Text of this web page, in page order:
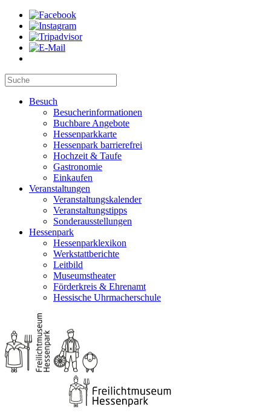
Besuch
Besucherinformationen
Buchbare Angebote
Hessenparkkarte
Hessenpark barrierefrei
Hochzeit & Taufe
Gastronomie
Einkaufen
Veranstaltungen
Veranstaltungskalender
Veranstaltungstipps
Sonderausstellungen
Hessenpark
Hessenparklexikon
Werkstattberichte
Leitbild
Museumstheater
Förderkreis & Ehrenamt
Hessische Uhrmacherschule